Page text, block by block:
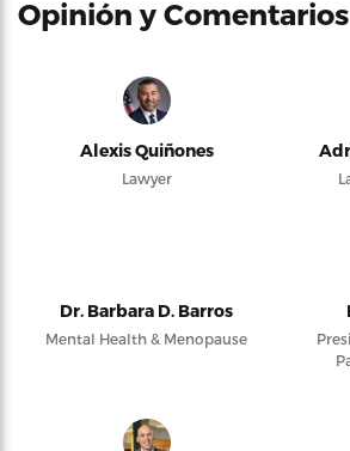
Opinión y Comentarios
Alexis Quiñones
Lawyer
Dr. Barbara D. Barros
Mental Health & Menopause